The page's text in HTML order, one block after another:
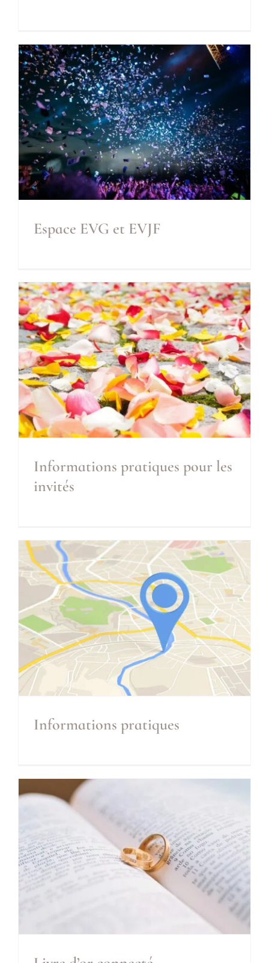
Inclus
Espace EVG et EVJF
Inclus
Espace EVG et EVJF
Informations pratiques pour les
invités
Informations pratiques
Informations pratiques